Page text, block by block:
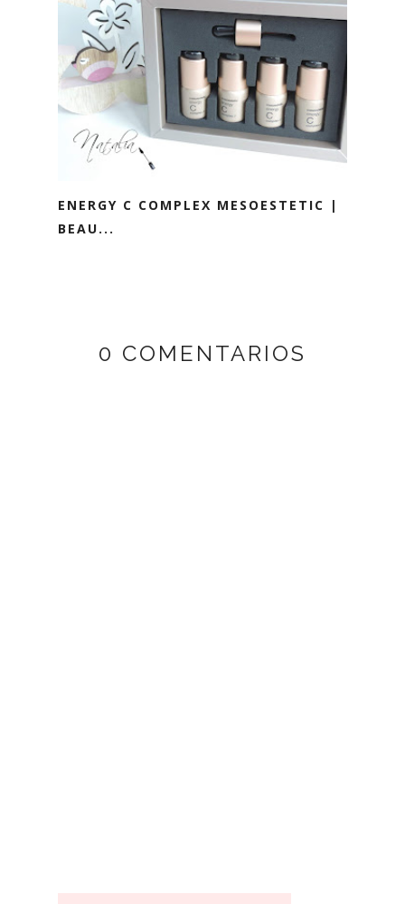
ENERGY C COMPLEX MESOESTETIC |
BEAU...
0 COMENTARIOS